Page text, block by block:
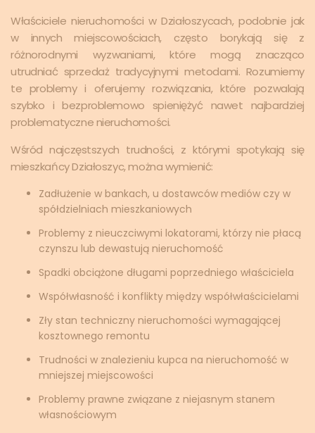
Właściciele nieruchomości w Działoszycach, podobnie jak
w innych miejscowościach, często borykają się z
różnorodnymi wyzwaniami, które mogą znacząco
utrudniać sprzedaż tradycyjnymi metodami. Rozumiemy
te problemy i oferujemy rozwiązania, które pozwalają
szybko i bezproblemowo spieniężyć nawet najbardziej
problematyczne nieruchomości.
Wśród najczęstszych trudności, z którymi spotykają się
mieszkańcy Działoszyc, można wymienić:
Zadłużenie w bankach, u dostawców mediów czy w
spółdzielniach mieszkaniowych
Problemy z nieuczciwymi lokatorami, którzy nie płacą
czynszu lub dewastują nieruchomość
Spadki obciążone długami poprzedniego właściciela
Współwłasność i konflikty między współwłaścicielami
Zły stan techniczny nieruchomości wymagającej
kosztownego remontu
Trudności w znalezieniu kupca na nieruchomość w
mniejszej miejscowości
Problemy prawne związane z niejasnym stanem
własnościowym